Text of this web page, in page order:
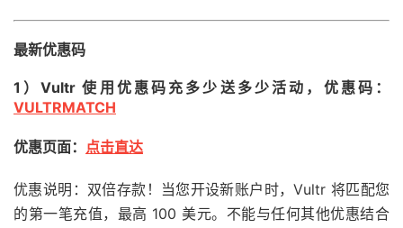
最新优惠码
1）Vultr 使用优惠码充多少送多少活动，优惠码：
VULTRMATCH
优惠页面： 点击直达
优惠说明：双倍存款！当您开设新账户时，Vultr 将匹配您
的第一笔充值，最高 100 美元。不能与任何其他优惠结合